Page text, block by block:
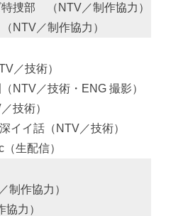
捜部 （NTV／制作協力）
NTV／制作協力）
／技術）
NTV／技術・ENG 撮影）
技術）
イイ話（NTV／技術）
生配信）
制作協力）
力）